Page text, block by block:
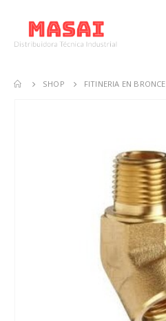
SHOP FITINERIA EN BRONCE